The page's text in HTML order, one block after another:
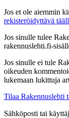
Jos et ole aiemmin
rekisteröidyttävä
Jos sinulle tulee
rakennuslehti.fi-
Jos sinulle ei tule
oikeuden
lukemaan lukittuja
Tilaa Rakennuslehti
Sähköposti tai